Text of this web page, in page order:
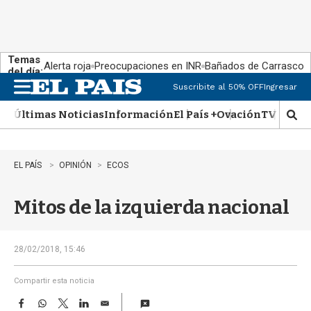
Temas
del día:Alerta roja Preocupaciones en INR Bañados de Carrasco
n
u
Suscribite al 50% OFFIngresar
Últimas NoticiasInformaciónEl País +OvaciónTV Show
M
o
EL PAÍS OPINIÓN ECOS
Mitos de la izquierda nacional
28/02/2018, 15:46
Compartir esta noticia
F
W
T
L
E